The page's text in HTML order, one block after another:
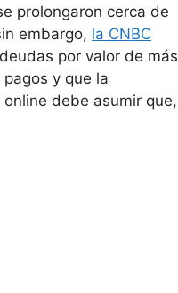
prolongaron cerca de
embargo, la CNBC
por valor de más
y que la
debe asumir que,